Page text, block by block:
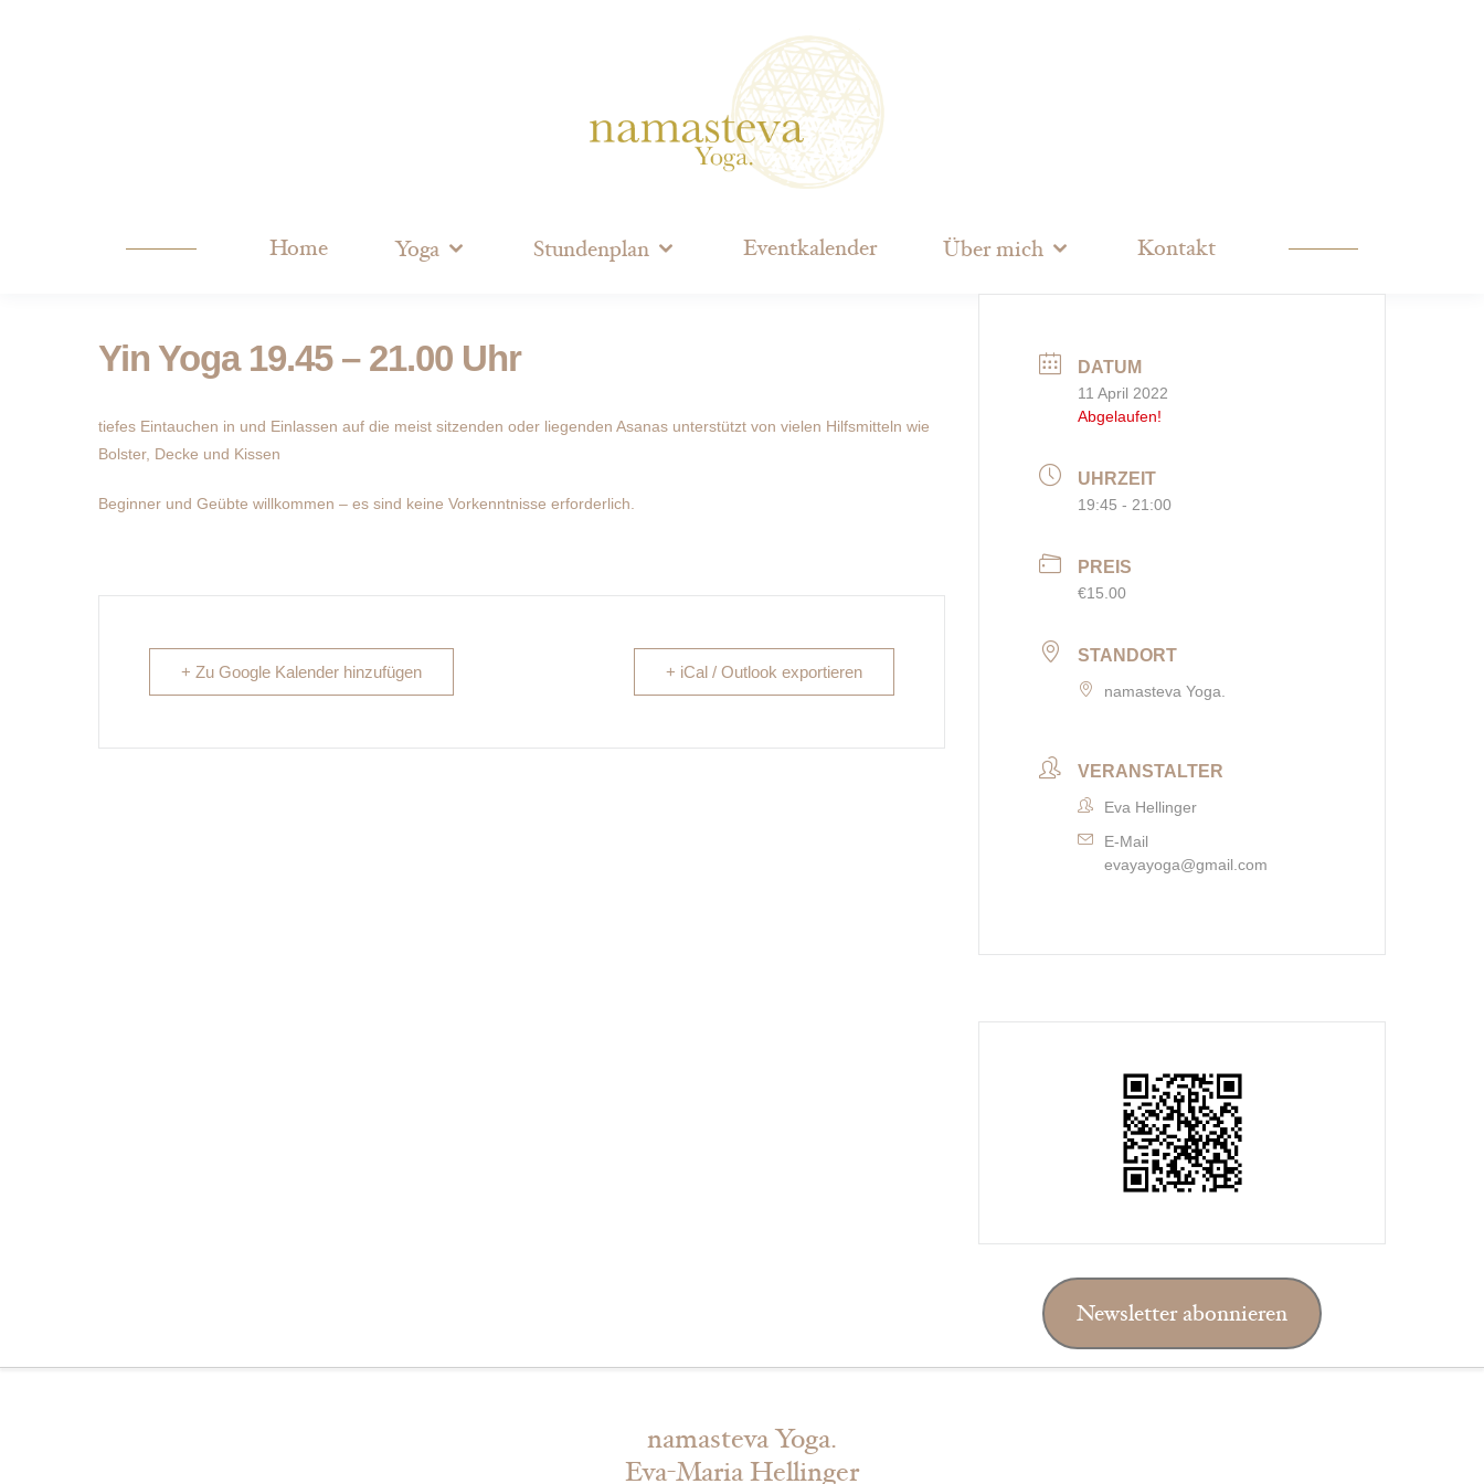
Home Yoga Stundenplan Eventkalender Über mich Kontakt
Yin Yoga 19.45 – 21.00 Uhr
tiefes Eintauchen in und Einlassen auf die meist sitzenden oder liegenden Asanas unterstützt von vielen Hilfsmitteln wie
Bolster, Decke und Kissen
Beginner und Geübte willkommen – es sind keine Vorkenntnisse erforderlich.
+ Zu Google Kalender hinzufügen + iCal / Outlook exportieren
DATUM
11 April 2022
Abgelaufen!
UHRZEIT
19:45 - 21:00
PREIS
€15.00
STANDORT
namasteva Yoga.
VERANSTALTER
Eva Hellinger
E-Mail
evayayoga@gmail.com
Newsletter abonnieren
namasteva Yoga.
Eva-Maria Hellinger